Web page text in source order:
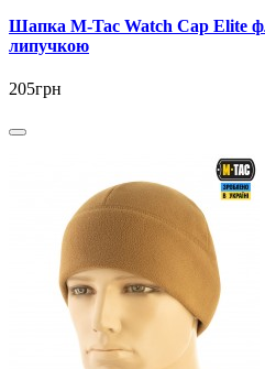
Шапка M-Tac Watch Cap Elite
липучкою
205грн